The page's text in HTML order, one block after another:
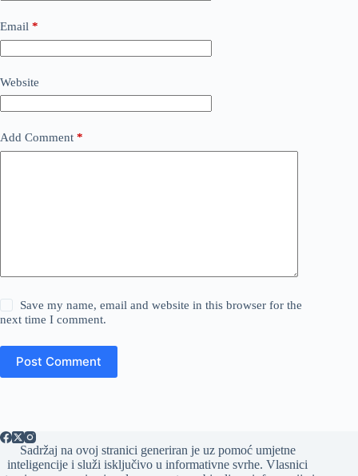
Email *
Website
Add Comment *
Save my name, email and website in this browser for the
next time I comment.
Post Comment
Sadržaj na ovoj stranici generiran je uz pomoć umjetne
inteligencije i služi isključivo u informativne svrhe. Vlasnici